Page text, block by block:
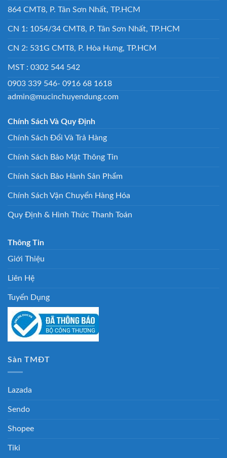
864 CMT8, P. Tân Sơn Nhất, TP.HCM
CN 1: 1054/34 CMT8, P. Tân Sơn Nhất, TP.HCM
CN 2: 531G CMT8, P. Hòa Hưng, TP.HCM
MST : 0302 544 542
0903 339 546- 0916 68 1618
admin@mucinchuyendung.com
Chính Sách Và Quy Định
Chính Sách Đổi Và Trả Hàng
Chính Sách Bảo Mật Thông Tin
Chính Sách Bảo Hành Sản Phẩm
Chính Sách Vận Chuyển Hàng Hóa
Quy Định & Hình Thức Thanh Toán
Thông Tin
Giới Thiệu
Liên Hệ
Tuyển Dụng
Sàn TMĐT
Lazada
Sendo
Shopee
Tiki